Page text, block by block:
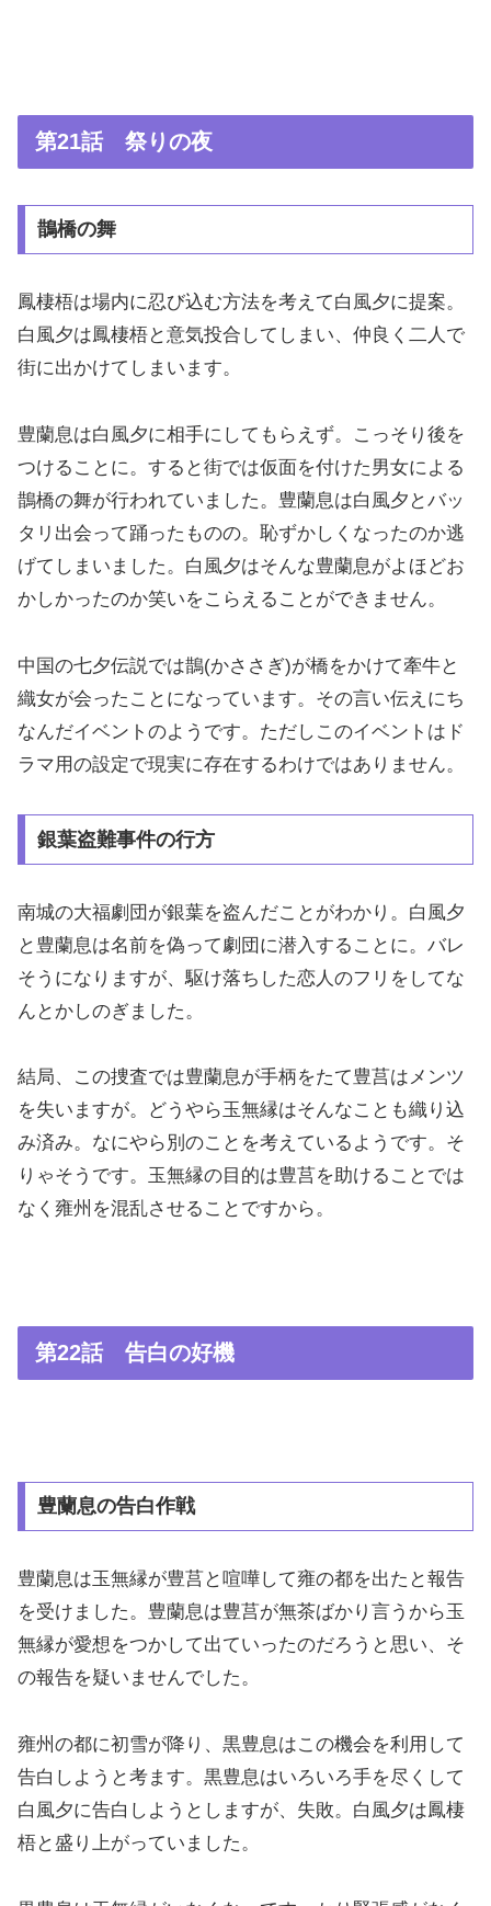
第21話 祭りの夜
鵲橋の舞
鳳棲梧は場内に忍び込む方法を考えて白風夕に提案。
白風夕は鳳棲梧と意気投合してしまい、仲良く二人で
街に出かけてしまいます。
豊蘭息は白風夕に相手にしてもらえず。こっそり後を
つけることに。すると街では仮面を付けた男女による
鵲橋の舞が行われていました。豊蘭息は白風夕とバッ
タリ出会って踊ったものの。恥ずかしくなったのか逃
げてしまいました。白風夕はそんな豊蘭息がよほどお
かしかったのか笑いをこらえることができません。
中国の七夕伝説では鵲(かささぎ)が橋をかけて牽牛と
織女が会ったことになっています。その言い伝えにち
なんだイベントのようです。ただしこのイベントはド
ラマ用の設定で現実に存在するわけではありません。
銀葉盗難事件の行方
南城の大福劇団が銀葉を盗んだことがわかり。白風夕
と豊蘭息は名前を偽って劇団に潜入することに。バレ
そうになりますが、駆け落ちした恋人のフリをしてな
んとかしのぎました。
結局、この捜査では豊蘭息が手柄をたて豊莒はメンツ
を失いますが。どうやら玉無縁はそんなことも織り込
み済み。なにやら別のことを考えているようです。そ
りゃそうです。玉無縁の目的は豊莒を助けることでは
なく雍州を混乱させることですから。
第22話 告白の好機
豊蘭息の告白作戦
豊蘭息は玉無縁が豊莒と喧嘩して雍の都を出たと報告
を受けました。豊蘭息は豊莒が無茶ばかり言うから玉
無縁が愛想をつかして出ていったのだろうと思い、そ
の報告を疑いませんでした。
雍州の都に初雪が降り、黒豊息はこの機会を利用して
告白しようと考ます。黒豊息はいろいろ手を尽くして
白風夕に告白しようとしますが、失敗。白風夕は鳳棲
梧と盛り上がっていました。